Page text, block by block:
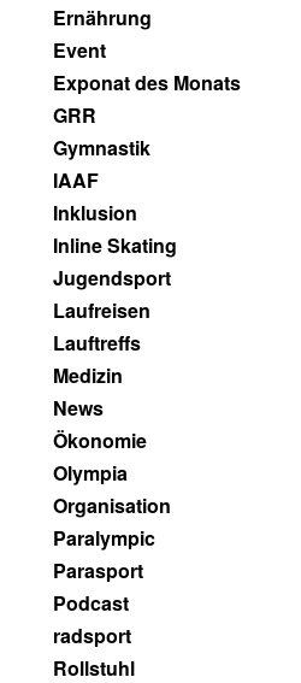
Ernährung
Event
Exponat des Monats
GRR
Gymnastik
IAAF
Inklusion
Inline Skating
Jugendsport
Laufreisen
Lauftreffs
Medizin
News
Ökonomie
Olympia
Organisation
Paralympic
Parasport
Podcast
radsport
Rollstuhl